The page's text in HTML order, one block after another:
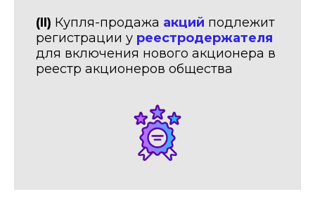
(II) Купля-продажа акций подлежит
регистрации у реестродержателя
для включения нового акционера в
реестр акционеров общества